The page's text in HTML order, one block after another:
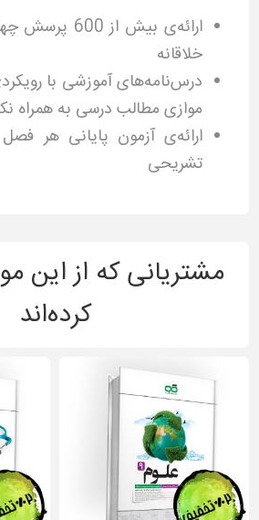
ارائه‌ی بیش از
خلاقانه
درس‌نامه‌های آموزشی با
موازی مطالب درسی به همراه
ارائه‌ی آزمون پایانی هر
تشریحی
مشتریانی که از این
کرده‌اند